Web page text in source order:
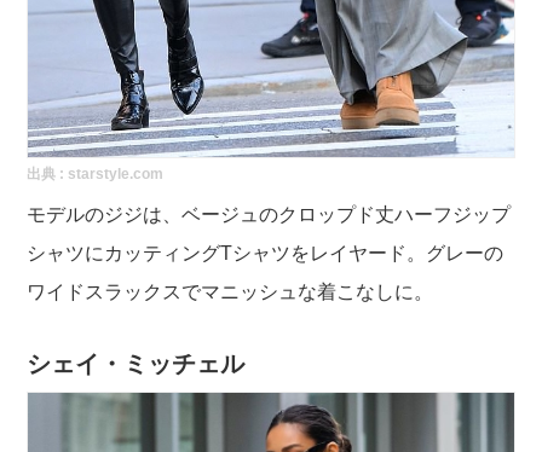
出典 : starstyle.com
モデルのジジは、ベージュのクロップド丈ハーフジップ
シャツにカッティングTシャツをレイヤード。グレーの
ワイドスラックスでマニッシュな着こなしに。
シェイ・ミッチェル